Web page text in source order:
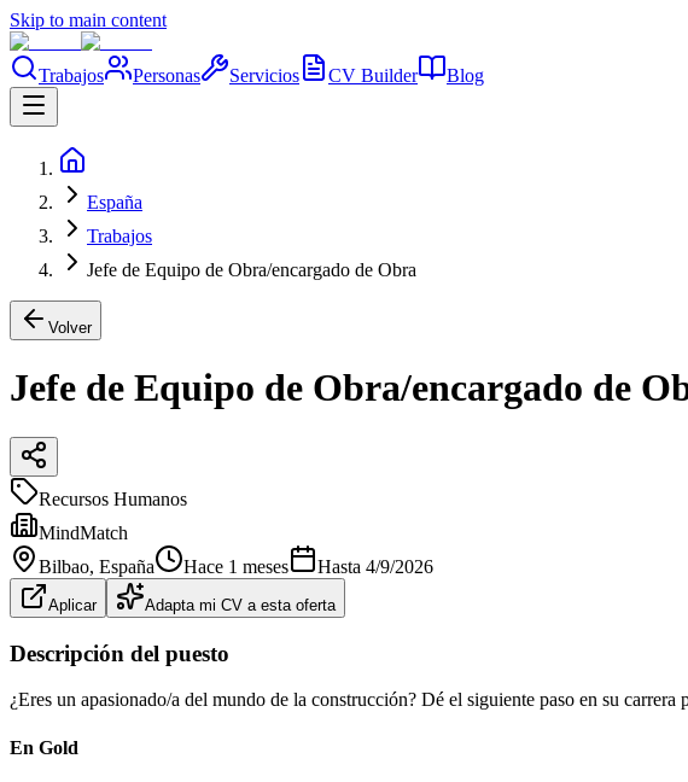
Skip to main content
Trabajos Personas Servicios CV Builder Blog
España
Trabajos
Jefe de Equipo de Obra/encargado de Obra
Volver
Jefe de Equipo de Obra/encargado de
Recursos Humanos
MindMatch
Bilbao, España Hace 1 meses Hasta 4/9/2026
Aplicar Adapta mi CV a esta oferta
Descripción del puesto
¿Eres un apasionado/a del mundo de la construcción? Dé el siguiente paso en su
En Gold